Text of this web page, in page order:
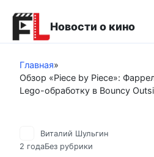
контенту
Новости о кино
Главная»
Обзор «Piece by Piece»:
Lego-обработку в Bouncy
Виталий Шульгин
2 годаБез рубрики